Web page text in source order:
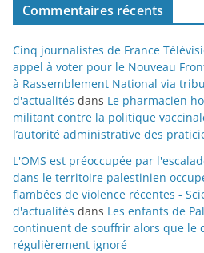
Commentaires récents
Cinq journalistes de France
appel à voter pour le Nouveau
à Rassemblement National via
d'actualités dans Le pharmacien
militant contre la politique
l’autorité administrative des
L'OMS est préoccupée par
dans le territoire palestinien
flambées de violence récentes -
d'actualités dans Les enfants de
continuent de souffrir alors que le
régulièrement ignoré